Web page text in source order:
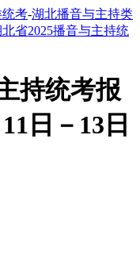
考-湖北播音与主持类
省2025播音与主持统
持统考报
日－13日